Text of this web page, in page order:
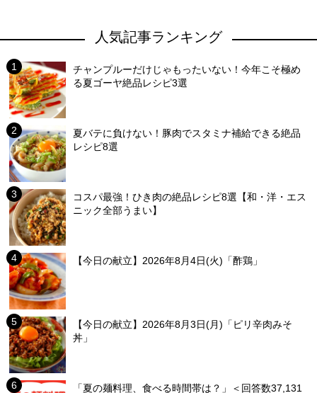
人気記事ランキング
チャンプルーだけじゃもったいない！今年こそ極め
る夏ゴーヤ絶品レシピ3選
夏バテに負けない！豚肉でスタミナ補給できる絶品
レシピ8選
コスパ最強！ひき肉の絶品レシピ8選【和・洋・エス
ニック全部うまい】
【今日の献立】2026年8月4日(火)「酢鶏」
【今日の献立】2026年8月3日(月)「ピリ辛肉みそ
丼」
「夏の麺料理、食べる時間帯は？」＜回答数37,131